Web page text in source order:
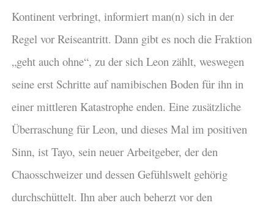
Kontinent verbringt, informiert man(n) sich in der
Regel vor Reiseantritt. Dann gibt es noch die Fraktion
„geht auch ohne“, zu der sich Leon zählt, weswegen
seine erst Schritte auf namibischen Boden für ihn in
einer mittleren Katastrophe enden. Eine zusätzliche
Überraschung für Leon, und dieses Mal im positiven
Sinn, ist Tayo, sein neuer Arbeitgeber, der den
Chaosschweizer und dessen Gefühlswelt gehörig
durchschüttelt. Ihn aber auch beherzt vor den